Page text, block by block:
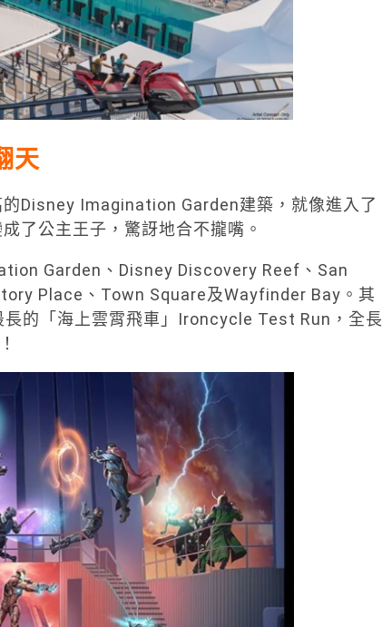
天
Disney Imagination Garden建築，就像進入了
了公主王子，驚訝地合不攏嘴。
Garden、Disney Discovery Reef、San
Place、Town Square及Wayfinder Bay。其
的「海上雲霄飛車」Ironcycle Test Run，全長